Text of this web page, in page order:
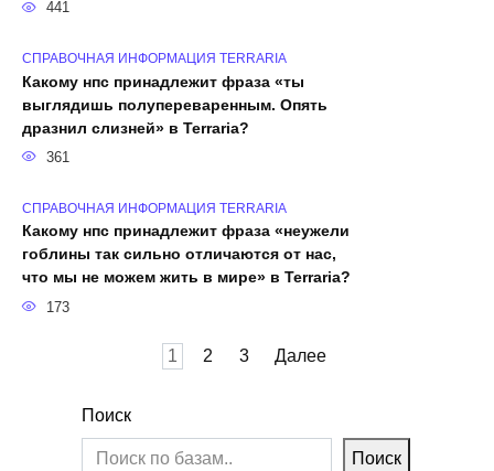
441
СПРАВОЧНАЯ ИНФОРМАЦИЯ TERRARIA
Какому нпс принадлежит фраза «ты
выглядишь полупереваренным. Опять
дразнил слизней» в Terraria?
361
СПРАВОЧНАЯ ИНФОРМАЦИЯ TERRARIA
Какому нпс принадлежит фраза «неужели
гоблины так сильно отличаются от нас,
что мы не можем жить в мире» в Terraria?
173
1 2 3 Далее
Поиск
Поиск